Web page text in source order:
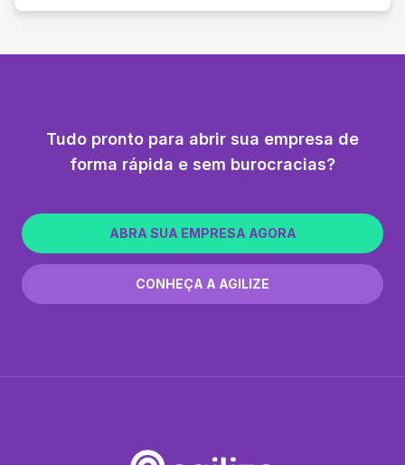
Tudo pronto para abrir sua empresa de
forma rápida e sem burocracias?
ABRA SUA EMPRESA AGORA
CONHEÇA A AGILIZE